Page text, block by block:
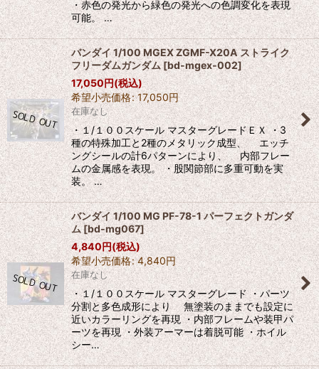
・赤色の発光から緑色の発光への色調変化を表現
可能。 …
バンダイ 1/100 MGEX ZGMF-X20A ストライク
フリーダムガンダム [bd-mgex-002]
17,050円(税込)
希望小売価格: 17,050円
在庫なし
・１/１００スケール マスターグレードＥＸ ・3
種の特殊加工と2種のメタリック成型、 エッチ
ングシールの計6パターンにより、 内部フレー
ムの金属感を表現。 ・股関節部に多重可動を実
装。 …
バンダイ 1/100 MG PF-78-1 パーフェクトガンダ
ム [bd-mg067]
4,840円(税込)
希望小売価格: 4,840円
在庫なし
・１/１００スケール マスターグレード ・パーツ
分割と多色成形により 無塗装のままでも設定に
近いカラーリングを再現 ・内部フレームや装甲パ
ーツを再現 ・外装アーマーは着脱可能 ・ホイル
シー…